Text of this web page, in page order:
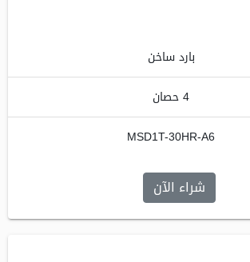
بارد ساخن
4 حصان
MSD1T-30HR-A6
شراء الآن